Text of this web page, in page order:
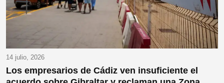
14 julio, 2026
Los empresarios de Cádiz ven insuficiente el